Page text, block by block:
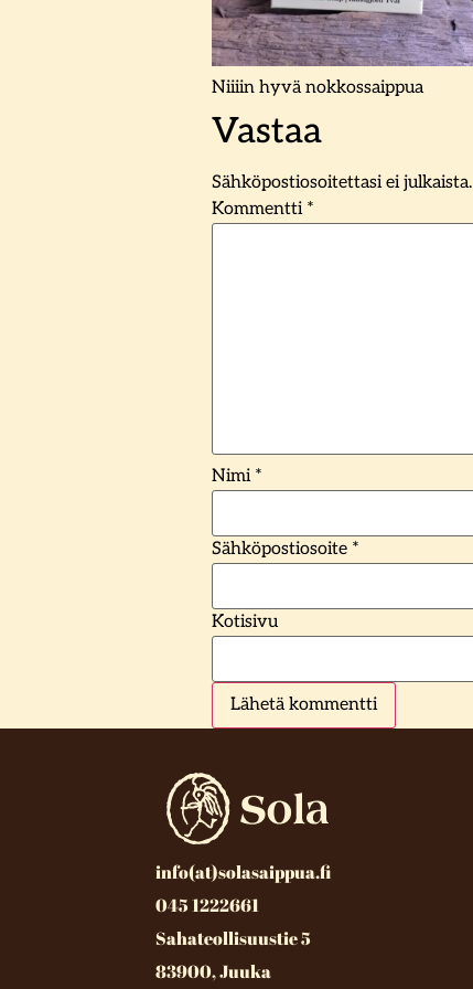
Niiiin hyvä nokkossaippua
Vastaa
Sähköpostiosoitettasi ei julkaista.
Kommentti *
Nimi *
Sähköpostiosoite *
Kotisivu
info(at)solasaippua.fi
045 1222661
Sahateollisuustie 5
83900, Juuka